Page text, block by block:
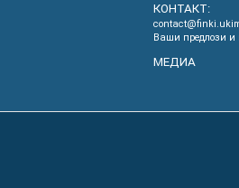
КОНТАКТ:
Ваши предлози и
МЕДИА